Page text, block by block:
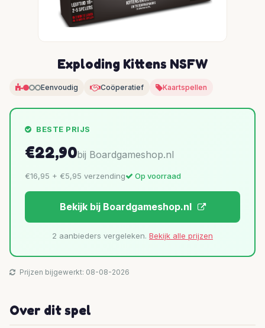
Exploding Kittens NSFW
Eenvoudig Coöperatief Kaartspellen
BESTE PRIJS
€22,90bij Boardgameshop.nl
€16,95 + €5,95 verzending Op voorraad
Bekijk bij Boardgameshop.nl
2 aanbieders vergeleken. Bekijk alle prijzen
Prijzen bijgewerkt: 08-08-2026
Over dit spel